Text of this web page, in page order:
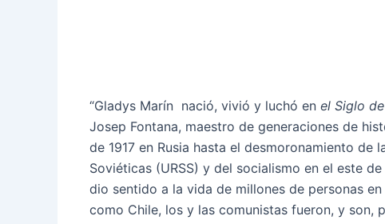
“Gladys Marín nació, vivió y luchó en el Siglo
Josep Fontana, maestro de generaciones de
de 1917 en Rusia hasta el desmoronamiento de
Soviéticas (URSS) y del socialismo en el este
dio sentido a la vida de millones de personas
como Chile, los y las comunistas fueron, y son,